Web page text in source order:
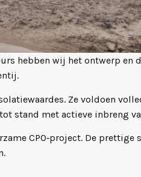
hebben wij het ontwerp
Ze voldoen
stand met actieve inbreng
CPO‑project. De